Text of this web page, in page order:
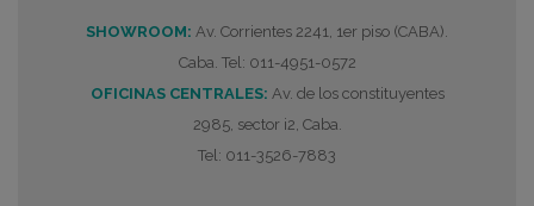
SHOWROOM: Av. Corrientes 2241, 1er piso (CABA).
Caba. Tel: 011-4951-0572
OFICINAS CENTRALES: Av. de los constituyentes
2985, sector i2, Caba.
Tel: 011-3526-7883